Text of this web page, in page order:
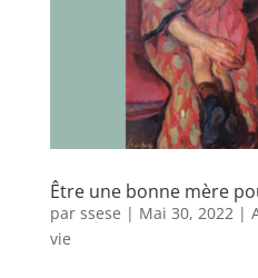
Être une bonne mère
par ssese | Mai 30, 2022|
vie